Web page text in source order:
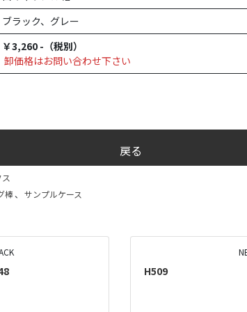
ブラック、グレー
￥3,260 -（税別）
卸価格はお問い合わせ下さい
戻る
棒 、 サンプルケース
H509